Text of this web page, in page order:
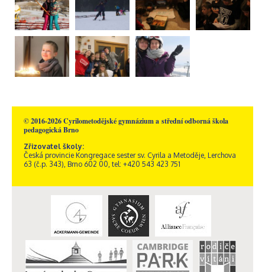
© 2016-2026 Cyrilometodějské gymnázium a střední odborná škola
pedagogická Brno
Zřizovatel školy:
Česká provincie Kongregace sester sv. Cyrila a Metoděje, Lerchova
63 (č.p. 343), Brno 602 00, tel: +420 543 423 751